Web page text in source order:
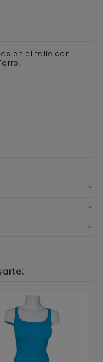
en el talle con